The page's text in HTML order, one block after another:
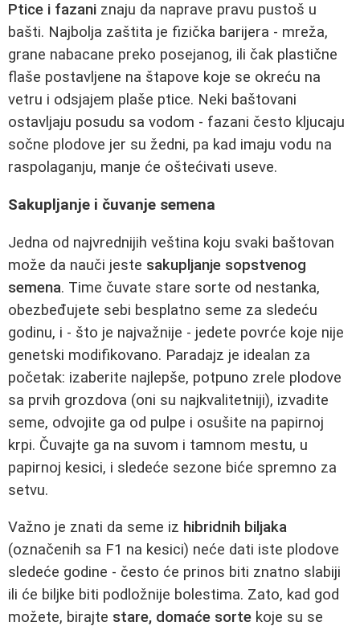
Ptice i fazani znaju da naprave pravu pustoš u
bašti. Najbolja zaštita je fizička barijera - mreža,
grane nabacane preko posejanog, ili čak plastične
flaše postavljene na štapove koje se okreću na
vetru i odsjajem plaše ptice. Neki baštovani
ostavljaju posudu sa vodom - fazani često kljucaju
sočne plodove jer su žedni, pa kad imaju vodu na
raspolaganju, manje će oštećivati useve.
Sakupljanje i čuvanje semena
Jedna od najvrednijih veština koju svaki baštovan
može da nauči jeste sakupljanje sopstvenog
semena. Time čuvate stare sorte od nestanka,
obezbeđujete sebi besplatno seme za sledeću
godinu, i - što je najvažnije - jedete povrće koje nije
genetski modifikovano. Paradajz je idealan za
početak: izaberite najlepše, potpuno zrele plodove
sa prvih grozdova (oni su najkvalitetniji), izvadite
seme, odvojite ga od pulpe i osušite na papirnoj
krpi. Čuvajte ga na suvom i tamnom mestu, u
papirnoj kesici, i sledeće sezone biće spremno za
setvu.
Važno je znati da seme iz hibridnih biljaka
(označenih sa F1 na kesici) neće dati iste plodove
sledeće godine - često će prinos biti znatno slabiji
ili će biljke biti podložnije bolestima. Zato, kad god
možete, birajte stare, domaće sorte koje su se